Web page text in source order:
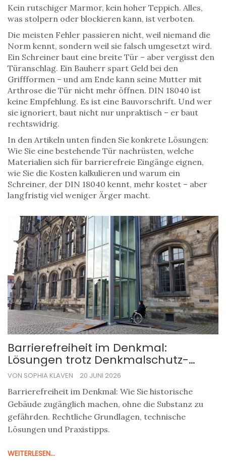
Kein rutschiger Marmor, kein hoher Teppich. Alles,
was stolpern oder blockieren kann, ist verboten.
Die meisten Fehler passieren nicht, weil niemand die
Norm kennt, sondern weil sie falsch umgesetzt wird.
Ein Schreiner baut eine breite Tür – aber vergisst den
Türanschlag. Ein Bauherr spart Geld bei den
Griffformen – und am Ende kann seine Mutter mit
Arthrose die Tür nicht mehr öffnen. DIN 18040 ist
keine Empfehlung. Es ist eine Bauvorschrift. Und wer
sie ignoriert, baut nicht nur unpraktisch – er baut
rechtswidrig.
In den Artikeln unten finden Sie konkrete Lösungen:
Wie Sie eine bestehende Tür nachrüsten, welche
Materialien sich für barrierefreie Eingänge eignen,
wie Sie die Kosten kalkulieren und warum ein
Schreiner, der DIN 18040 kennt, mehr kostet – aber
langfristig viel weniger Ärger macht.
Barrierefreiheit im Denkmal:
Lösungen trotz Denkmalschutz-
Auflagen
VON SOPHIA KLAVEN 20 JUNI 2026
Barrierefreiheit im Denkmal: Wie Sie historische
Gebäude zugänglich machen, ohne die Substanz zu
gefährden. Rechtliche Grundlagen, technische
Lösungen und Praxistipps.
WEITERLESEN...